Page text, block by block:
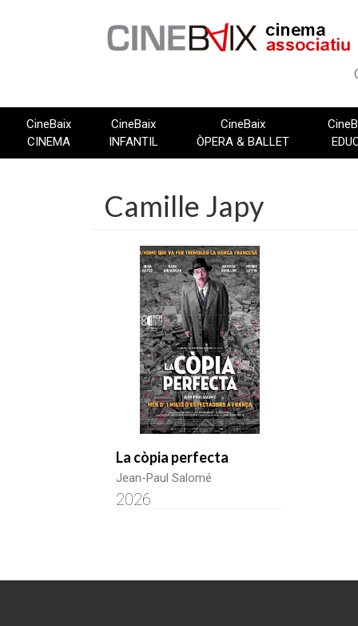
CineBaix
CINEMA
CineBaix
INFANTIL
CineBaix
ÒPERA & BALLET
Camille Japy
La còpia perfecta
Jean-Paul Salomé
2026